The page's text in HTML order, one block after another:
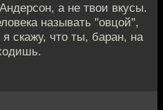
а не твои вкусы.
называть "овцой",
скажу, что ты, баран, на